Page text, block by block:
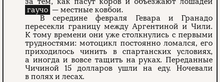
гаучо — местные ковбои.
В середине февраля Гевара и Гранадо
пересекли границу между Аргентиной и Чили.
К тому времени они уже столкнулись с первыми
трудностями: мотоцикл постоянно ломался, его
приходилось чинить в спартанских условиях,
а иногда и вовсе тащить на руках. Переданные
Чичиной 15 долларов ушли на еду. Ночевали
в полях и лесах.